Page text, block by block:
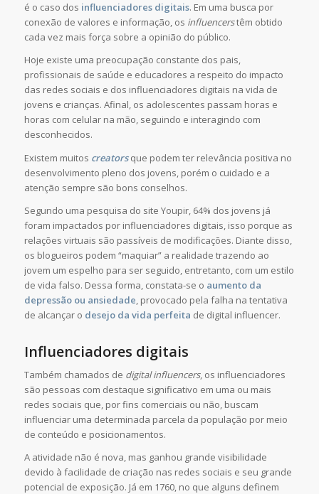
é o caso dos influenciadores digitais. Em uma busca por
conexão de valores e informação, os influencerstêm obtido
cada vez mais força sobre a opinião do público.
Hoje existe uma preocupação constante dos pais,
profissionais de saúde e educadores a respeito do impacto
das redes sociais e dos influenciadores digitais na vida de
jovens e crianças. Afinal, os adolescentes passam horas e
horas com celular na mão, seguindo e interagindo com
desconhecidos.
Existem muitos creatorsque podem ter relevância positiva no
desenvolvimento pleno dos jovens, porém o cuidado e a
atenção sempre são bons conselhos.
Segundo uma pesquisa do site Youpir, 64% dos jovens já
foram impactados por influenciadores digitais, isso porque as
relações virtuais são passíveis de modificações. Diante disso,
os blogueiros podem “maquiar” a realidade trazendo ao
jovem um espelho para ser seguido, entretanto, com um estilo
de vida falso. Dessa forma, constata-se o aumento da
depressão ou ansiedade , provocado pela falha na tentativa
de alcançar o desejo da vida perfeita de digital influencer.
Influenciadores digitais
Também chamados de digital influencers, os influenciadores
são pessoas com destaque significativo em uma ou mais
redes sociais que, por fins comerciais ou não, buscam
influenciar uma determinada parcela da população por meio
de conteúdo e posicionamentos.
A atividade não é nova, mas ganhou grande visibilidade
devido à facilidade de criação nas redes sociais e seu grande
potencial de exposição. Já em 1760, no que alguns definem